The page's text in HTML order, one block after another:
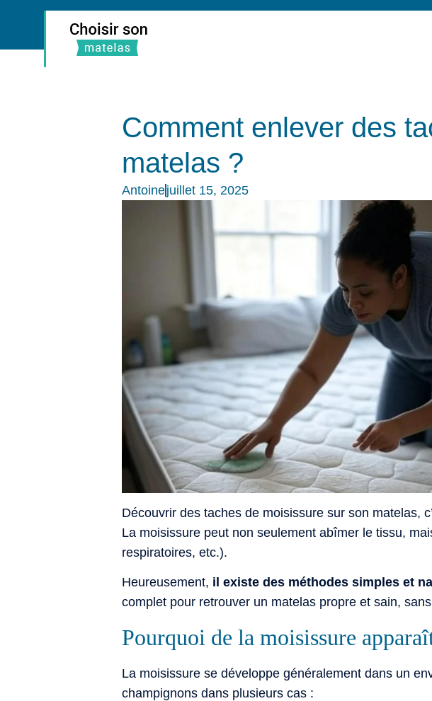
Comment enlever des
matelas ?
Antoinejuillet 15, 2025
Découvrir des taches de moisissure sur son matelas,
La moisissure peut non seulement abîmer le tissu,
respiratoires, etc.).
Heureusement, il existe des méthodes simples et
complet pour retrouver un matelas propre et sain,
Pourquoi de la moisissure
La moisissure se développe généralement dans un
champignons dans plusieurs cas :